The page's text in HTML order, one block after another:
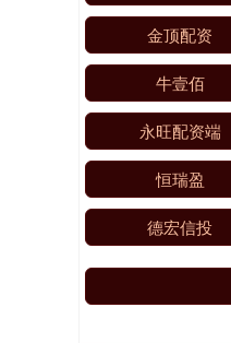
金顶配资
牛壹佰
永旺配资端
恒瑞盈
德宏信投